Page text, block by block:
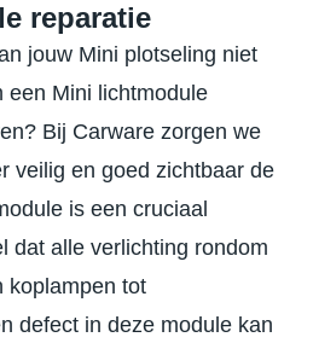
reparatie
jouw Mini plotseling niet
een Mini lichtmodule
Bij Carware zorgen we
veilig en goed zichtbaar de
is een cruciaal
dat alle verlichting rondom
koplampen tot
defect in deze module kan